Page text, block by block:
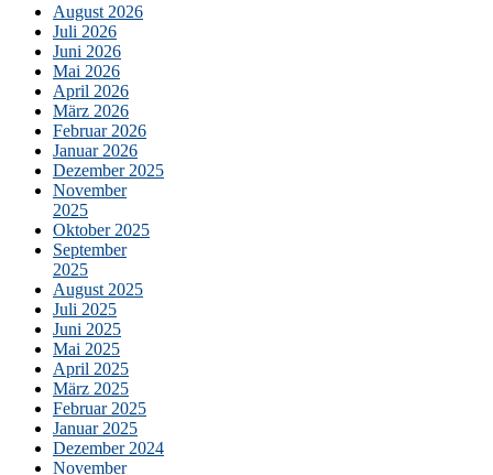
August 2026
Juli 2026
Juni 2026
Mai 2026
April 2026
März 2026
Februar 2026
Januar 2026
Dezember 2025
November
2025
Oktober 2025
September
2025
August 2025
Juli 2025
Juni 2025
Mai 2025
April 2025
März 2025
Februar 2025
Januar 2025
Dezember 2024
November